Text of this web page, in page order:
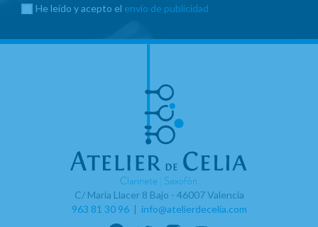
He leído y acepto el envío de publicidad
C/ Maria Llacer 8 Bajo - 46007 Valencia
963 81 30 96| info@atelierdecelia.com